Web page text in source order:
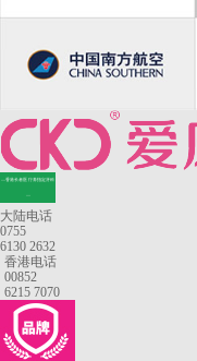
—香港长者医疗券指定牙科
大陆电话
0755
6130 2632
香港电话
00852
6215 7070